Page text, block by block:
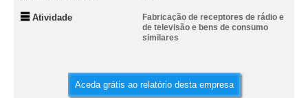
Atividade
Fabricação de receptores de rádio e
de televisão e bens de consumo
similares
Aceda grátis ao relatório desta empresa